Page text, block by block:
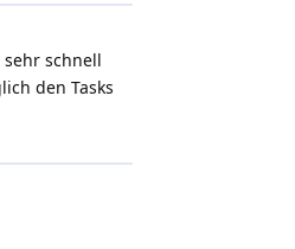
schnell
den Tasks